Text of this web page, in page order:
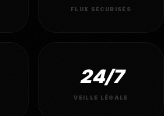
FLUX SÉCURISÉS
24/7
VEILLE LÉGALE